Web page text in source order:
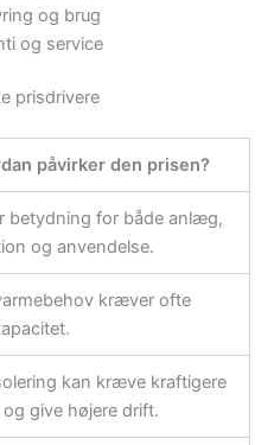
og brug
og service
prisdrivere
påvirker den prisen?
betydning for både anlæg,
og anvendelse.
kræver ofte
kan kræve kraftigere
give højere drift.